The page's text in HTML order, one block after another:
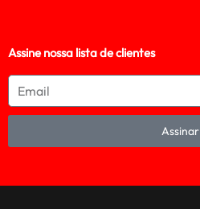
Assine nossa lista de clientes
Assinar